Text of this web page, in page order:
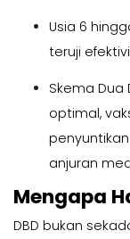
Usia 6
teruji
Skema Dua
optimal,
anjuran
Mengapa
DBD bukan